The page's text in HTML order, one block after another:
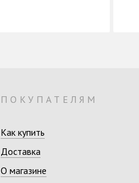
ПОКУПАТЕЛЯМ
Как купить
Доставка
О магазине